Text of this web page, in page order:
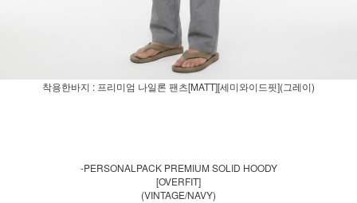
착용한바지 : 프리미엄 나일론 팬츠[MATT][세미와이드핏](그레이)
-PERSONALPACK PREMIUM SOLID HOODY
[OVERFIT]
(VINTAGE/NAVY)